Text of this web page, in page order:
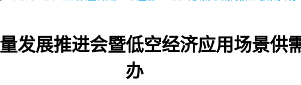
发展推进会暨低空经济应用场景供
办